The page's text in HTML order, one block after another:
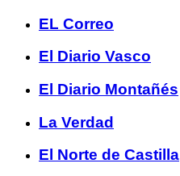
EL Correo
El Diario Vasco
El Diario Montañés
La Verdad
El Norte de Castilla